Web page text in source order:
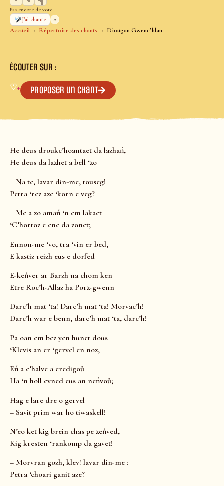
Accueil Répertoire des chants Diougan Gwenc’hlan
Pas encore de vote
J’ai chanté
0
ÉCOUTER SUR :
♡+ Proposer un chant
He deus droukc’hoantaet da lazhań,
He deus da lazhet a bell ‘zo
– Na te, lavar din-me, touseg!
Petra ‘rez aze ‘korn e veg?
– Me a zo amań ‘n em lakaet
‘C’hortoz e ene da zonet;
Ennon-me ‘vo, tra ‘vin er bed,
E kastiz reizh eus e dorfed
E-keńver ar Barzh na chom ken
Etre Roc’h-Allaz ha Porz-gwenn
Darc’h mat ‘ta! Darc’h mat ‘ta! Morvac’h!
Darc’h war e benn, darc’h mat ‘ta, darc’h!
Pa oan em bez yen hunet dous
‘Klevis an er ‘gervel en noz,
Eń a c’halve a eredigoů
Ha ‘n holl evned eus an neńvoů;
Hag e lare dre o gervel
– Savit prim war ho tiwaskell!
N’eo ket kig brein chas pe zeńved,
Kig kresten ‘rankomp da gavet!
– Morvran gozh, klev! lavar din-me :
Petra ‘choari ganit aze?